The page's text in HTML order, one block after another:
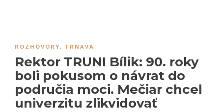
ROZHOVORY, TRNAVA
Rektor TRUNI Bílik: 90. roky
boli pokusom o návrat do
područia moci. Mečiar chcel
univerzitu zlikvidovať